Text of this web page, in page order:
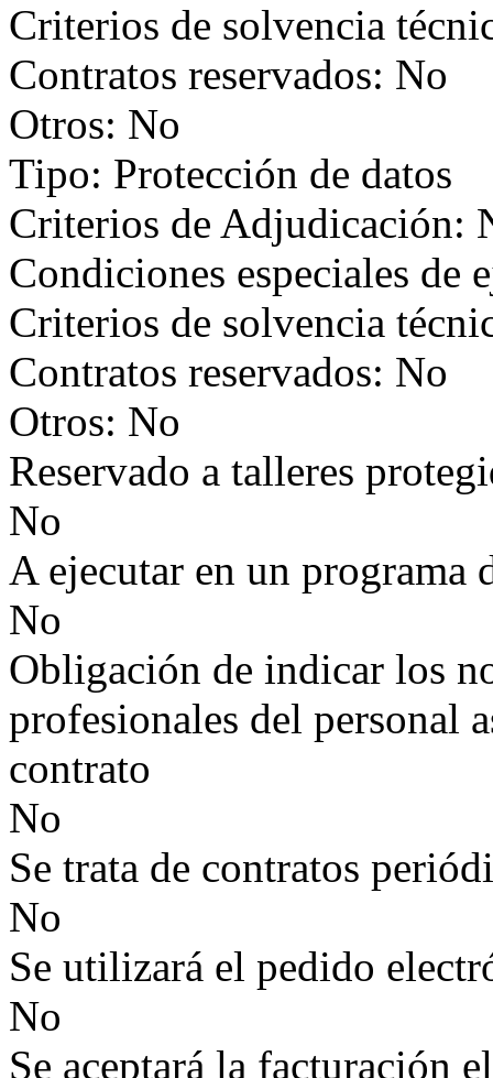
Criterios de solvencia
Contratos reservados: No
Otros: No
Tipo: Protección de datos
Criterios de Adjudicación:
Condiciones especiales de
Criterios de solvencia
Contratos reservados: No
Otros: No
Reservado a talleres
No
A ejecutar en un programa
No
Obligación de indicar los
profesionales del personal
contrato
No
Se trata de contratos
No
Se utilizará el pedido
No
Se aceptará la facturación